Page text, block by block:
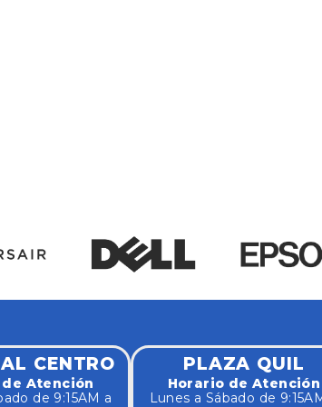
CENTRO
Atención
de 9:15AM a
PLAZA QUIL
Horario de Atención
Lunes a Sábado de